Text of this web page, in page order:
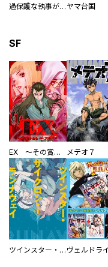
過保護な執事が私の婚活を邪魔してきます！ ヤマ台国
SF
EX ～その賞金稼ぎは、世界の出口を探す～【単行本版】 メテオ７
ツインスター・サイクロン・ランナウェイ